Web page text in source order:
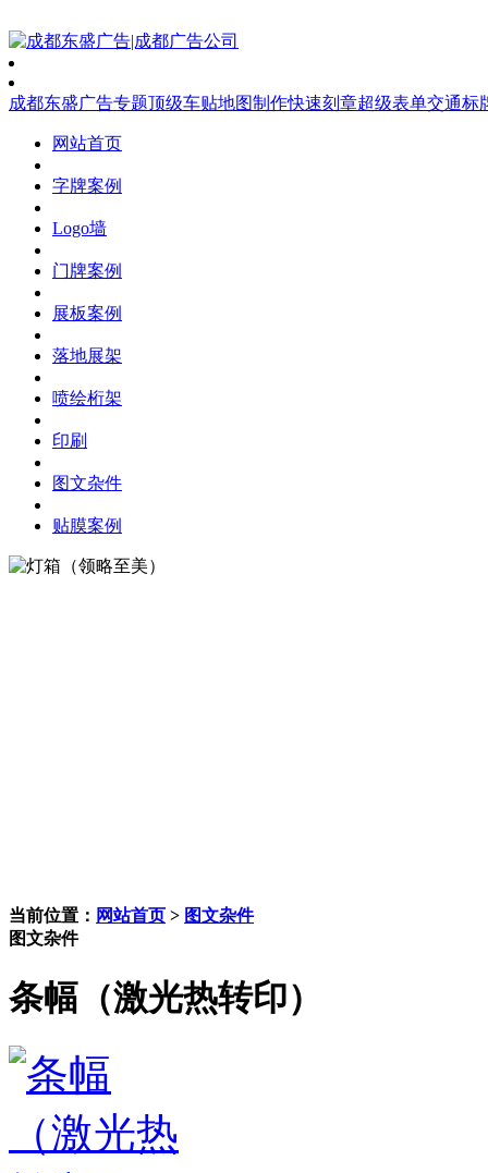
成都东盛广告专题顶级车贴地图制作快速刻章超级表单交通标
网站首页
字牌案例
Logo墙
门牌案例
展板案例
落地展架
喷绘桁架
印刷
图文杂件
贴膜案例
当前位置： 网站首页 > 图文杂件
图文杂件
条幅（激光热转印）